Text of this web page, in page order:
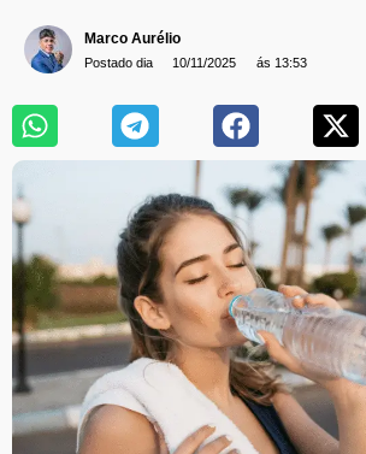
Marco Aurélio
Postado dia 10/11/2025 ás 13:53